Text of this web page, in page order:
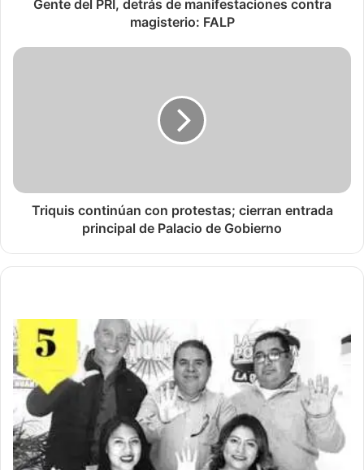
Gente del PRI, detrás de manifestaciones contra
magisterio: FALP
Triquis continúan con protestas; cierran entrada
principal de Palacio de Gobierno